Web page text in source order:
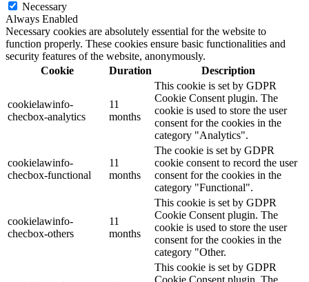
Necessary
Always Enabled
Necessary cookies are absolutely essential for the website to
function properly. These cookies ensure basic functionalities and
security features of the website, anonymously.
Cookie
Duration Description
cookielawinfo-
checbox-analytics
11
months
This cookie is set by GDPR
Cookie Consent plugin. The
cookie is used to store the user
consent for the cookies in the
category "Analytics".
cookielawinfo-
checbox-functional
11
months
The cookie is set by GDPR
cookie consent to record the user
consent for the cookies in the
category "Functional".
cookielawinfo-
checbox-others
11
months
This cookie is set by GDPR
Cookie Consent plugin. The
cookie is used to store the user
consent for the cookies in the
category "Other.
This cookie is set by GDPR
Cookie Consent plugin. The